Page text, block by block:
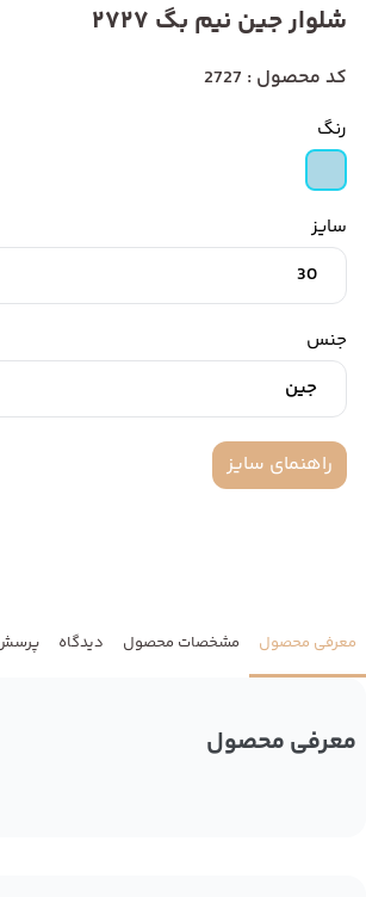
شلوار جین نیم بگ 2727
کد محصول : 2727
رنگ
سایز
30
جنس
جین
راهنمای سایز
معرفی محصول مشخصات محصول دیدگاه
معرفی محصول